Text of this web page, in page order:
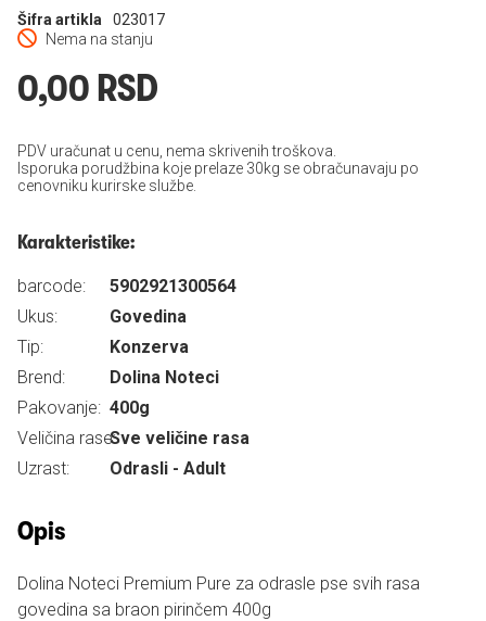
Nema na stanju
Šifra artikla 023017
0,00 RSD
PDV uračunat u cenu, nema skrivenih troškova.
Isporuka porudžbina koje prelaze 30kg se obračunavaju po
cenovniku kurirske službe.
Karakteristike:
barcode:
5902921300564
Ukus:
Govedina
Tip:
Konzerva
Brend:
Dolina Noteci
Pakovanje: 400g
Veličina rase:Sve veličine rasa
Uzrast:
Odrasli - Adult
Opis
Dolina Noteci Premium Pure za odrasle pse svih rasa
govedina sa braon pirinčem 400g